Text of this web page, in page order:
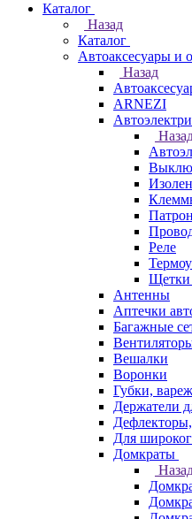
Каталог
Назад
Каталог
Автоаксесуары и
Назад
ARNEZI
Реле
Щетки
Антенны
Аптечки
Багажные
Вешалки
Воронки
Губки,
Держатели
Для
Домкраты